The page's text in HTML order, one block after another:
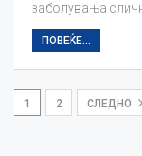
заболувања
ПОВЕЌЕ...
1 2 СЛЕДНО